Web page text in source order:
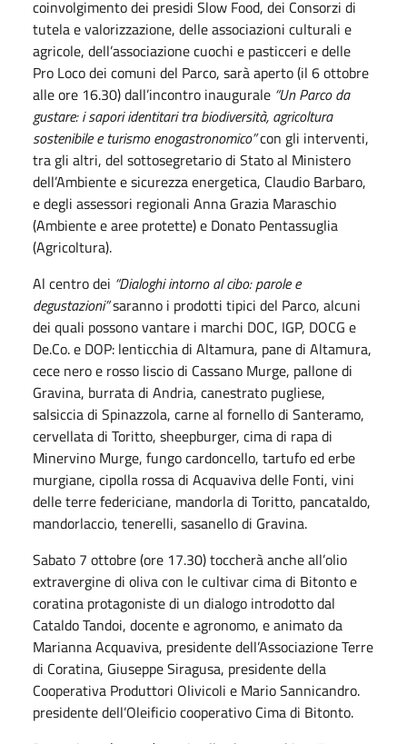
coinvolgimento dei presidi Slow Food, dei Consorzi di
tutela e valorizzazione, delle associazioni culturali e
agricole, dell’associazione cuochi e pasticceri e delle
Pro Loco dei comuni del Parco, sarà aperto (il 6 ottobre
alle ore 16.30) dall’incontro inaugurale “Un Parco da
gustare: i sapori identitari tra biodiversità, agricoltura
sostenibile e turismo enogastronomico”con gli interventi,
tra gli altri, del sottosegretario di Stato al Ministero
dell’Ambiente e sicurezza energetica, Claudio Barbaro,
e degli assessori regionali Anna Grazia Maraschio
(Ambiente e aree protette) e Donato Pentassuglia
(Agricoltura).
Al centro dei “Dialoghi intorno al cibo: parole e
degustazioni”saranno i prodotti tipici del Parco, alcuni
dei quali possono vantare i marchi DOC, IGP, DOCG e
De.Co. e DOP: lenticchia di Altamura, pane di Altamura,
cece nero e rosso liscio di Cassano Murge, pallone di
Gravina, burrata di Andria, canestrato pugliese,
salsiccia di Spinazzola, carne al fornello di Santeramo,
cervellata di Toritto, sheepburger, cima di rapa di
Minervino Murge, fungo cardoncello, tartufo ed erbe
murgiane, cipolla rossa di Acquaviva delle Fonti, vini
delle terre federiciane, mandorla di Toritto, pancataldo,
mandorlaccio, tenerelli, sasanello di Gravina.
Sabato 7 ottobre (ore 17.30) toccherà anche all’olio
extravergine di oliva con le cultivar cima di Bitonto e
coratina protagoniste di un dialogo introdotto dal
Cataldo Tandoi, docente e agronomo, e animato da
Marianna Acquaviva, presidente dell’Associazione Terre
di Coratina, Giuseppe Siragusa, presidente della
Cooperativa Produttori Olivicoli e Mario Sannicandro.
presidente dell’Oleificio cooperativo Cima di Bitonto.